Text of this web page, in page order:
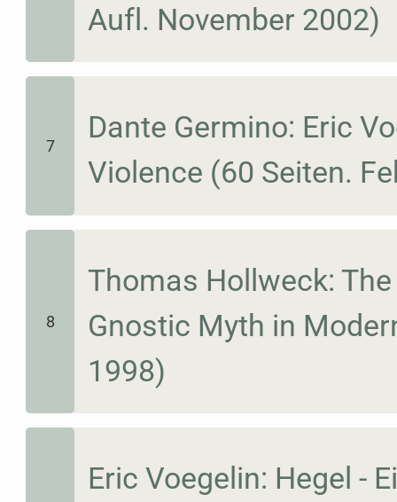
Aufl. November 2002)
7
Dante Germino: Eric
Violence (60 Seiten.
8
Thomas Hollweck:
Gnostic Myth in
1998)
Eric Voegelin: Hegel -